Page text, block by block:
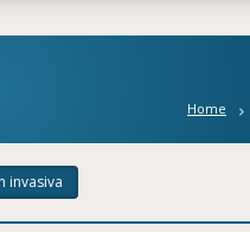
Home
invasiva